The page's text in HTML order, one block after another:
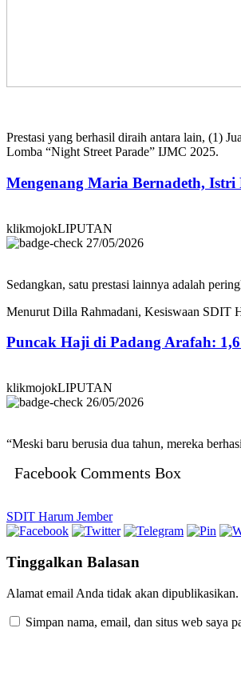
Prestasi yang berhasil diraih antara lain, (1)
Lomba “Night Street Parade” IJMC 2025.
Mengenang Maria Bernadeth,
klikmojokLIPUTAN
27/05/2026
Sedangkan, satu prestasi lainnya adalah
Menurut Dilla Rahmadani, Kesiswaan SDIT
Puncak Haji di Padang Arafah:
klikmojokLIPUTAN
26/05/2026
“Meski baru berusia dua tahun, mereka
Facebook Comments Box
SDIT Harum Jember
Tinggalkan Balasan
Alamat email Anda tidak akan dipublikasikan.
Simpan nama, email, dan situs web saya